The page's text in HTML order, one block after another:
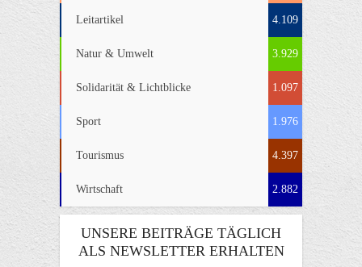
Leitartikel 4.109
Natur & Umwelt 3.929
Solidarität & Lichtblicke 1.097
Sport 1.976
Tourismus 4.397
Wirtschaft 2.882
UNSERE BEITRÄGE TÄGLICH
ALS NEWSLETTER ERHALTEN